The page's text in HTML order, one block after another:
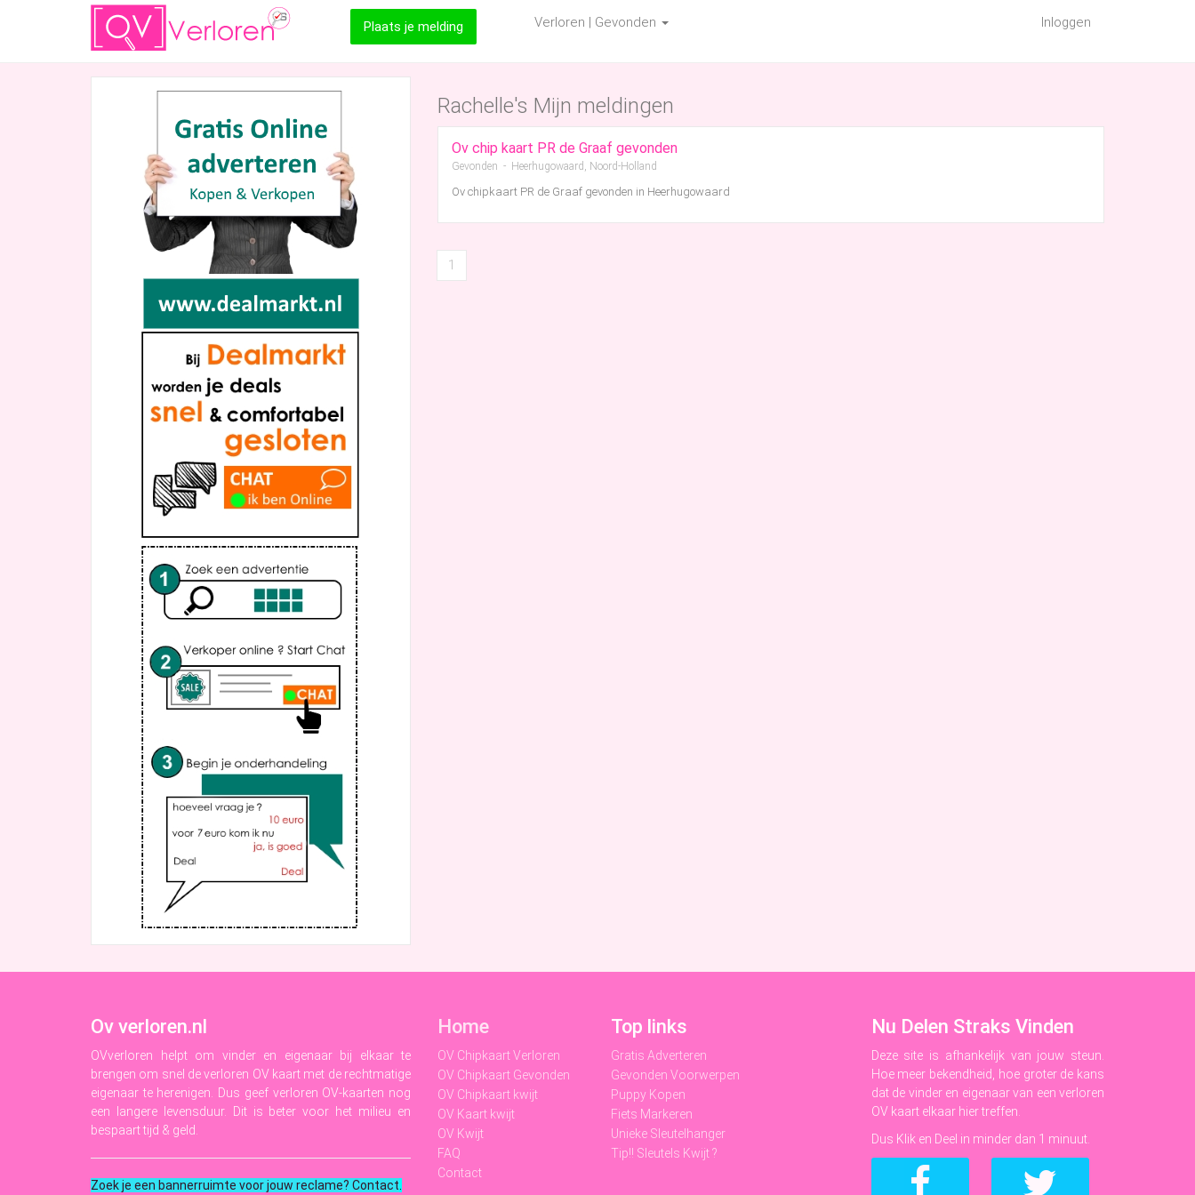
Verloren | Gevonden
Plaats je melding Inloggen
Rachelle's Mijn meldingen
Ov chip kaart PR de Graaf gevonden
Gevonden - Heerhugowaard, Noord-Holland
Ov chipkaart PR de Graaf gevonden in Heerhugowaard
1
Ov verloren.nl
OVverloren helpt om vinder en eigenaar bij elkaar te
brengen om snel de verloren OV kaart met de rechtmatige
eigenaar te herenigen. Dus geef verloren OV-kaarten nog
een langere levensduur. Dit is beter voor het milieu en
bespaart tijd & geld.
Zoek je een bannerruimte voor jouw reclame? Contact
Home
OV Chipkaart Verloren
OV Chipkaart Gevonden
OV Chipkaart kwijt
OV Kaart kwijt
OV Kwijt
FAQ
Contact
Top links
Gratis Adverteren
Gevonden Voorwerpen
Puppy Kopen
Fiets Markeren
Unieke Sleutelhanger
Tip!! Sleutels Kwijt ?
Nu Delen Straks Vinden
Deze site is afhankelijk van jouw steun.
Hoe meer bekendheid, hoe groter de kans
dat de vinder en eigenaar van een verloren
OV kaart elkaar hier treffen.
Dus Klik en Deel in minder dan 1 minuut.